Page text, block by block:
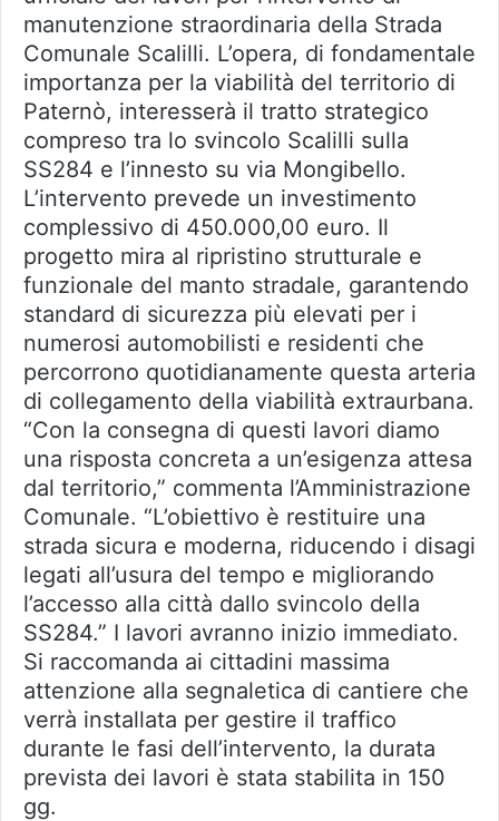
manutenzione straordinaria della Strada
Comunale Scalilli. L’opera, di fondamentale
importanza per la viabilità del territorio di
Paternò, interesserà il tratto strategico
compreso tra lo svincolo Scalilli sulla
SS284 e l’innesto su via Mongibello.
L’intervento prevede un investimento
complessivo di 450.000,00 euro. Il
progetto mira al ripristino strutturale e
funzionale del manto stradale, garantendo
standard di sicurezza più elevati per i
numerosi automobilisti e residenti che
percorrono quotidianamente questa arteria
di collegamento della viabilità extraurbana.
“Con la consegna di questi lavori diamo
una risposta concreta a un’esigenza attesa
dal territorio,” commenta l’Amministrazione
Comunale. “L’obiettivo è restituire una
strada sicura e moderna, riducendo i disagi
legati all’usura del tempo e migliorando
l’accesso alla città dallo svincolo della
SS284.” I lavori avranno inizio immediato.
Si raccomanda ai cittadini massima
attenzione alla segnaletica di cantiere che
verrà installata per gestire il traffico
durante le fasi dell’intervento, la durata
prevista dei lavori è stata stabilita in 150
gg.